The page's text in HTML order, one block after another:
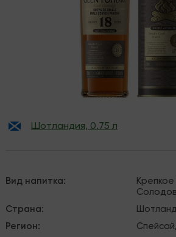
Шотландия, 0.75 л
Вид напитка: Крепкое
Страна:
Регион: